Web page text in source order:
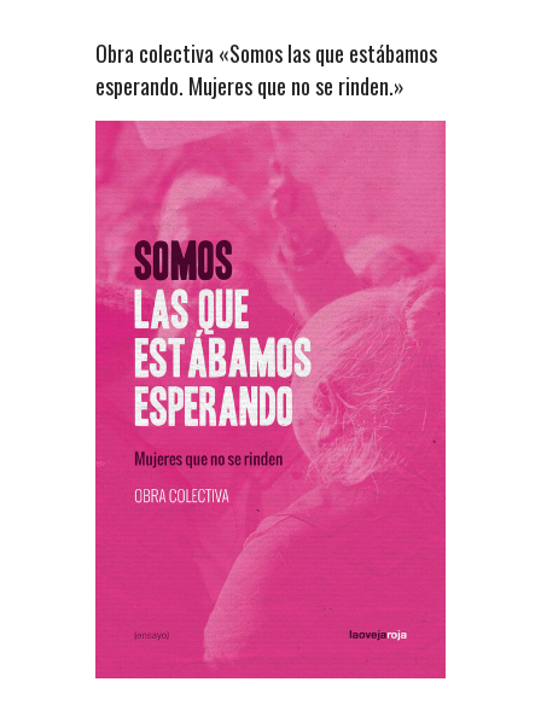
Obra colectiva «Somos las que estábamos
esperando. Mujeres que no se rinden.»